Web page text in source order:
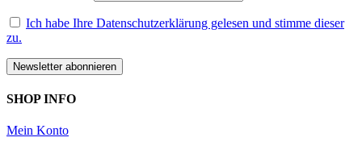
Ich habe Ihre Datenschutzerklärung gelesen und stimme dieser
zu.
SHOP INFO
Mein Konto